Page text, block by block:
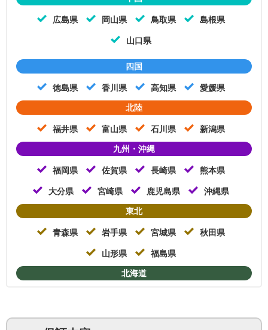
広島県 岡山県 鳥取県 島根県
山口県
四国
徳島県 香川県 高知県 愛媛県
北陸
福井県 富山県 石川県 新潟県
九州・沖縄
福岡県 佐賀県 長崎県 熊本県
大分県 宮崎県 鹿児島県 沖縄県
東北
青森県 岩手県 宮城県 秋田県
山形県 福島県
北海道